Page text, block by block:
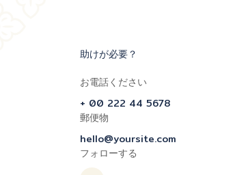
助けが必要？
お電話ください
+ 00 222 44 5678
郵便物
hello@yoursite.com
フォローする